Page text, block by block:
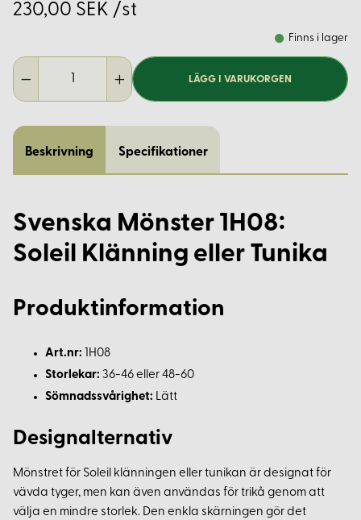
230,00 SEK /st
Finns i lager
LÄGG I VARUKORGEN
Beskrivning Specifikationer
Svenska Mönster 1H08:
Soleil Klänning eller Tunika
Produktinformation
Art.nr: 1H08
Storlekar: 36-46 eller 48-60
Sömnadssvårighet: Lätt
Designalternativ
Mönstret för Soleil klänningen eller tunikan är designat för
vävda tyger, men kan även användas för trikå genom att
välja en mindre storlek. Den enkla skärningen gör det